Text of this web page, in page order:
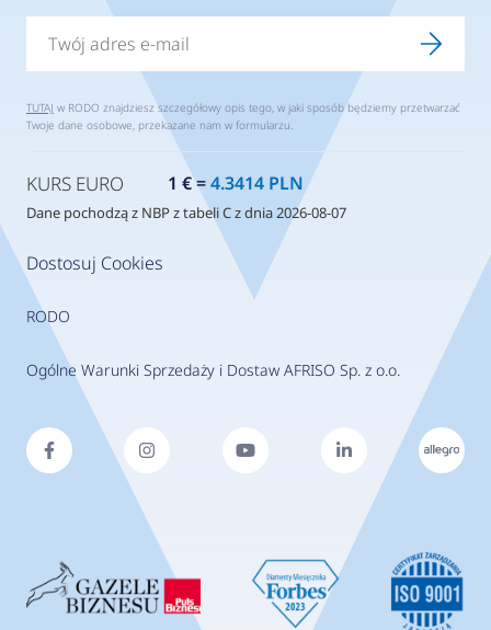
Dostosuj Cookies
RODO
Ogólne Warunki Sprzedaży i Dostaw AFRISO Sp. z o.o.
TUTAJ w RODO znajdziesz szczegółowy opis tego, w jaki sposób będziemy przetwarzać
Twoje dane osobowe, przekazane nam w formularzu.
KURS EURO 1 € =4.3414 PLN
Dane pochodzą z NBP z tabeli C z dnia 2026-08-07